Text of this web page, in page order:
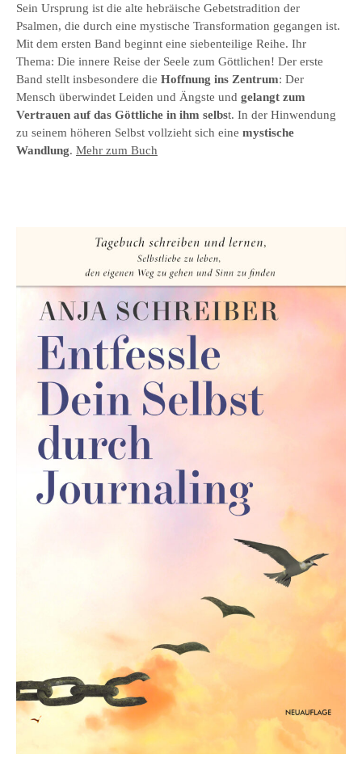
Sein Ursprung ist die alte hebräische Gebetstradition der
Psalmen, die durch eine mystische Transformation gegangen ist.
Mit dem ersten Band beginnt eine siebenteilige Reihe. Ihr
Thema: Die innere Reise der Seele zum Göttlichen! Der erste
Band stellt insbesondere die Hoffnung ins Zentrum: Der
Mensch überwindet Leiden und Ängste und gelangt zum
Vertrauen auf das Göttliche in ihm selbst. In der Hinwendung
zu seinem höheren Selbst vollzieht sich eine mystische
Wandlung. Mehr zum Buch